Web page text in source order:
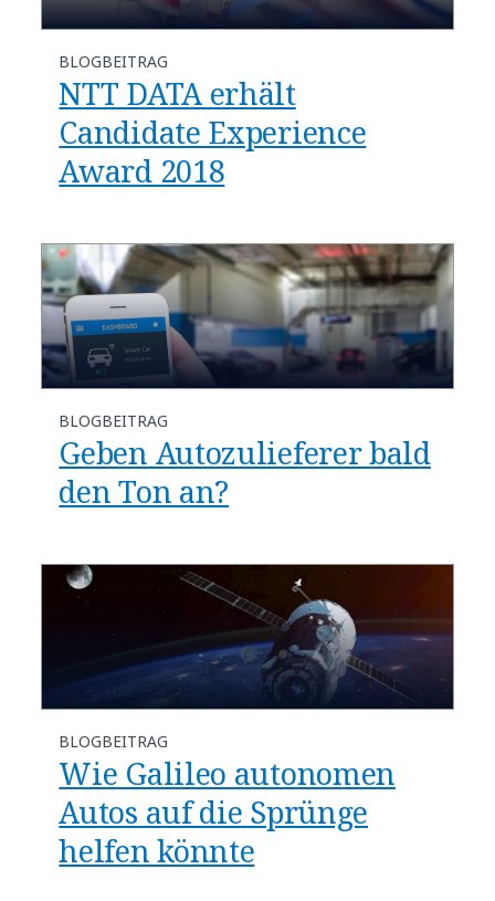
BLOGBEITRAG
NTT DATA erhält
Candidate Experience
Award 2018
BLOGBEITRAG
Geben Autozulieferer bald
den Ton an?
BLOGBEITRAG
Wie Galileo autonomen
Autos auf die Sprünge
helfen könnte